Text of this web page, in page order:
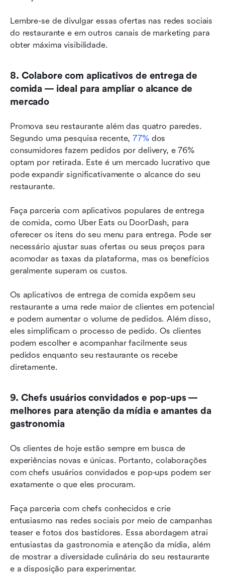
Lembre-se de divulgar essas ofertas nas redes sociais
do restaurante e em outros canais de marketing para
obter máxima visibilidade.
8. Colabore com aplicativos de entrega de
comida — ideal para ampliar o alcance de
mercado
Promova seu restaurante além das quatro paredes.
Segundo uma pesquisa recente, 77% dos
consumidores fazem pedidos por delivery, e 76%
optam por retirada. Este é um mercado lucrativo que
pode expandir significativamente o alcance do seu
restaurante.
Faça parceria com aplicativos populares de entrega
de comida, como Uber Eats ou DoorDash, para
oferecer os itens do seu menu para entrega. Pode ser
necessário ajustar suas ofertas ou seus preços para
acomodar as taxas da plataforma, mas os benefícios
geralmente superam os custos.
Os aplicativos de entrega de comida expõem seu
restaurante a uma rede maior de clientes em potencial
e podem aumentar o volume de pedidos. Além disso,
eles simplificam o processo de pedido. Os clientes
podem escolher e acompanhar facilmente seus
pedidos enquanto seu restaurante os recebe
diretamente.
9. Chefs usuários convidados e pop-ups —
melhores para atenção da mídia e amantes da
gastronomia
Os clientes de hoje estão sempre em busca de
experiências novas e únicas. Portanto, colaborações
com chefs usuários convidados e pop-ups podem ser
exatamente o que eles procuram.
Faça parceria com chefs conhecidos e crie
entusiasmo nas redes sociais por meio de campanhas
teaser e fotos dos bastidores. Essa abordagem atrai
entusiastas da gastronomia e atenção da mídia, além
de mostrar a diversidade culinária do seu restaurante
e a disposição para experimentar.